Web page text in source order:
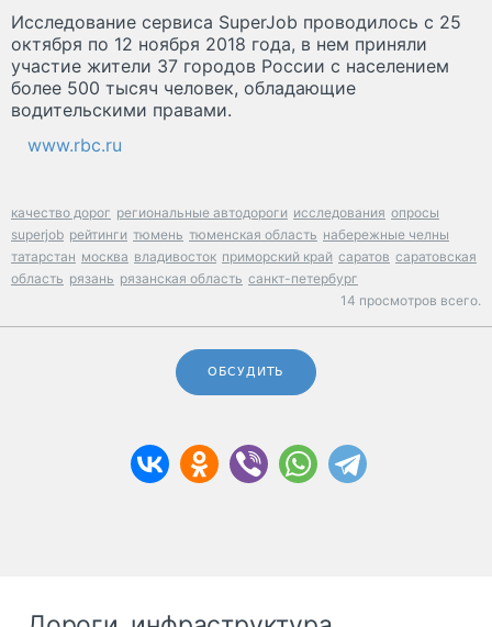
Исследование сервиса SuperJob проводилось с 25
октября по 12 ноября 2018 года, в нем приняли
участие жители 37 городов России с населением
более 500 тысяч человек, обладающие
водительскими правами.
www.rbc.ru
качество дорог региональные автодороги исследования опросы
superjob рейтинги тюмень тюменская область набережные челны
татарстан москва владивосток приморский край саратов саратовская
область рязань рязанская область санкт-петербург
14 просмотров всего.
ОБСУДИТЬ